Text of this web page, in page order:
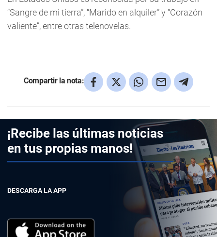
“Sangre de mi tierra”, “Marido en alquiler” y “Corazón
valiente”, entre otras telenovelas.
Compartir la nota:
¡Recibe las últimas noticias
en tus propias manos!
DESCARGA LA APP